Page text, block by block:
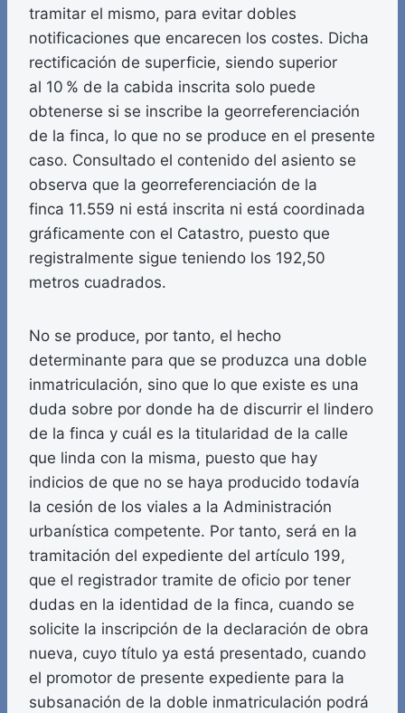
tramitar el mismo, para evitar dobles
notificaciones que encarecen los costes. Dicha
rectificación de superficie, siendo superior
al 10 % de la cabida inscrita solo puede
obtenerse si se inscribe la georreferenciación
de la finca, lo que no se produce en el presente
caso. Consultado el contenido del asiento se
observa que la georreferenciación de la
finca 11.559 ni está inscrita ni está coordinada
gráficamente con el Catastro, puesto que
registralmente sigue teniendo los 192,50
metros cuadrados.
No se produce, por tanto, el hecho
determinante para que se produzca una doble
inmatriculación, sino que lo que existe es una
duda sobre por donde ha de discurrir el lindero
de la finca y cuál es la titularidad de la calle
que linda con la misma, puesto que hay
indicios de que no se haya producido todavía
la cesión de los viales a la Administración
urbanística competente. Por tanto, será en la
tramitación del expediente del artículo 199,
que el registrador tramite de oficio por tener
dudas en la identidad de la finca, cuando se
solicite la inscripción de la declaración de obra
nueva, cuyo título ya está presentado, cuando
el promotor de presente expediente para la
subsanación de la doble inmatriculación podrá